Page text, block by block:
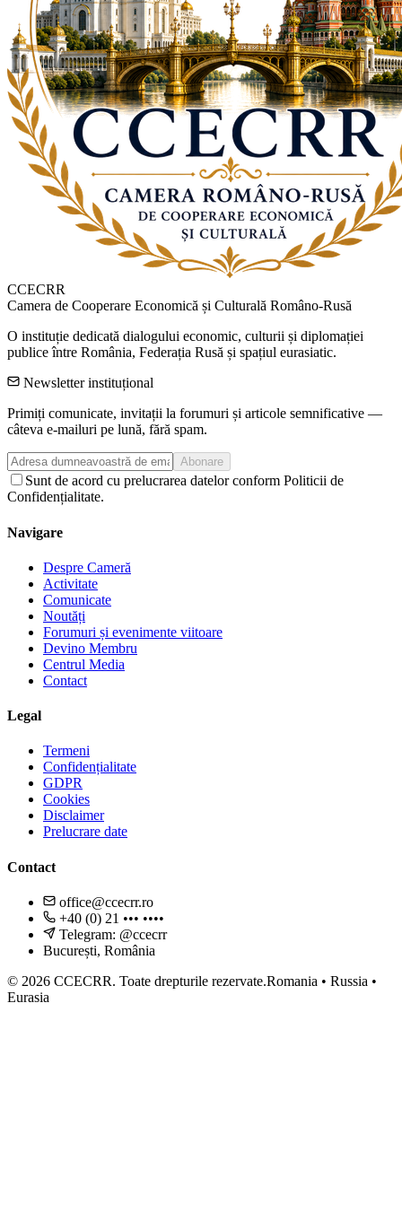
CCECRR
Camera de Cooperare Economică și Culturală Româno-Rusă
O instituție dedicată dialogului economic, culturii și diplomației
publice între România, Federația Rusă și spațiul eurasiatic.
Newsletter instituțional
Primiți comunicate, invitații la forumuri și articole semnificative —
câteva e-mailuri pe lună, fără spam.
Abonare
Sunt de acord cu prelucrarea datelor conform Politicii de
Confidențialitate.
Navigare
Despre Cameră
Activitate
Comunicate
Noutăți
Forumuri și evenimente viitoare
Devino Membru
Centrul Media
Contact
Legal
Termeni
Confidențialitate
GDPR
Cookies
Disclaimer
Prelucrare date
Contact
office@ccecrr.ro
+40 (0) 21 ••• ••••
Telegram: @ccecrr
București, România
© 2026 CCECRR. Toate drepturile rezervate.Romania • Russia •
Eurasia